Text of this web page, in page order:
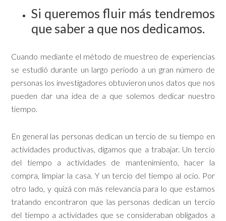
Si queremos fluir más tendremos
que saber a que nos dedicamos.
Cuando mediante el método de muestreo de experiencias
se estudió durante un largo periodo a un gran número de
personas los investigadores obtuvieron unos datos que nos
pueden dar una idea de a que solemos dedicar nuestro
tiempo.
En general las personas dedican un tercio de su tiempo en
actividades productivas, digamos que a trabajar. Un tercio
del tiempo a actividades de mantenimiento, hacer la
compra, limpiar la casa. Y un tercio del tiempo al ocio. Por
otro lado, y quizá con más relevancia para lo que estamos
tratando encontraron que las personas dedican un tercio
del tiempo a actividades que se consideraban obligados a